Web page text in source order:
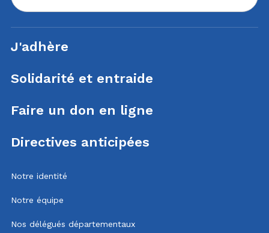
J'adhère
Solidarité et entraide
Faire un don en ligne
Directives anticipées
Notre identité
Notre équipe
Nos délégués départementaux